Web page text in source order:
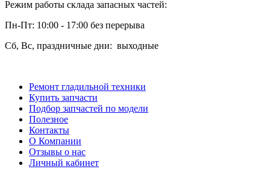
Режим работы склада запасных частей:
Пн-Пт: 10:00 - 17:00 без перерыва
Сб, Вс, праздничные дни: выходные
Ремонт гладильной техники
Купить запчасти
Подбор запчастей по модели
Полезное
Контакты
О Компании
Отзывы о нас
Личный кабинет